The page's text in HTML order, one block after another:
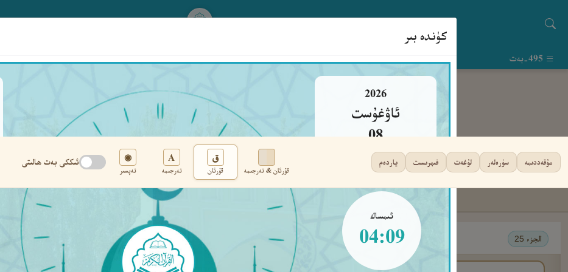
كۈندە بىر
2026
ئاۋغۇست
08
شەنبە
ئىمساك
04:09
مۇقەددىمە سۈرەلەر لۇغەت فىھرىست ياردەم
قۇرئان & تەرجىمە
ق
قۇرئان
A
تەرجىمە
◉
تەپسىر
ئىككى بەت ھالىتى
تەڭشەك
الجزء 25 ‹ ‹ ٤٩٥ › ›